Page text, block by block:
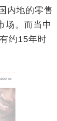
内地的零售
场。而当中
约15年时